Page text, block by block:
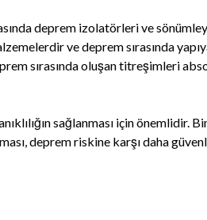
deprem izolatörleri ve
ve deprem sırasında
sırasında oluşan titreşimleri
sağlanması için önemlidir.
deprem riskine karşı daha